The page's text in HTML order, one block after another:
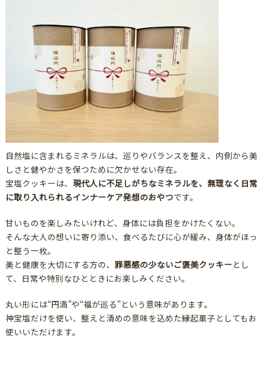
自然塩に含まれるミネラルは、巡りやバランスを整え、内側から美
しさと健やかさを保つために欠かせない存在。
宝塩クッキーは、 現代人に不足しがちなミネラルを、無理なく日常
に取り入れられるインナーケア発想のおやつです。
甘いものを楽しみたいけれど、身体には負担をかけたくない。
そんな大人の想いに寄り添い、食べるたびに心が緩み、身体がほっ
と整う一枚。
美と健康を大切にする方の、 罪悪感の少ないご褒美クッキー とし
て、日常や特別なひとときにお楽しみください。
丸い形には“円満”や“福が巡る”という意味があります。
神宝塩だけを使い、整えと清めの意味を込めた縁起菓子としてもお
使いいただけます。